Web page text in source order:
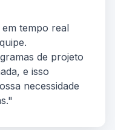
tempo real
de projeto
e isso
necessidade